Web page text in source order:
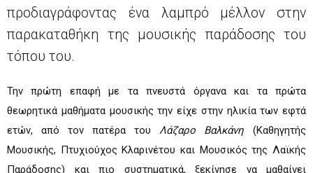
προδιαγράφοντας ένα λαμπρό μέλλον στην
παρακαταθήκη της μουσικής παράδοσης του
τόπου του.
Την πρώτη επαφή με τα πνευστά όργανα και τα πρώτα
θεωρητικά μαθήματα μουσικής την είχε στην ηλικία των εφτά
ετών, από τον πατέρα του Λάζαρο Βαλκάνη (Καθηγητής
Μουσικής, Πτυχιούχος Κλαρινέτου και Μουσικός της Λαϊκής
Παράδοσης) και πιο συστηματικά, ξεκίνησε να μαθαίνει